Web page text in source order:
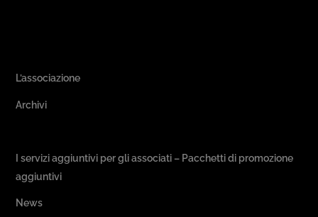
L’associazione
Archivi
I servizi aggiuntivi per gli associati – Pacchetti di promozione
aggiuntivi
News